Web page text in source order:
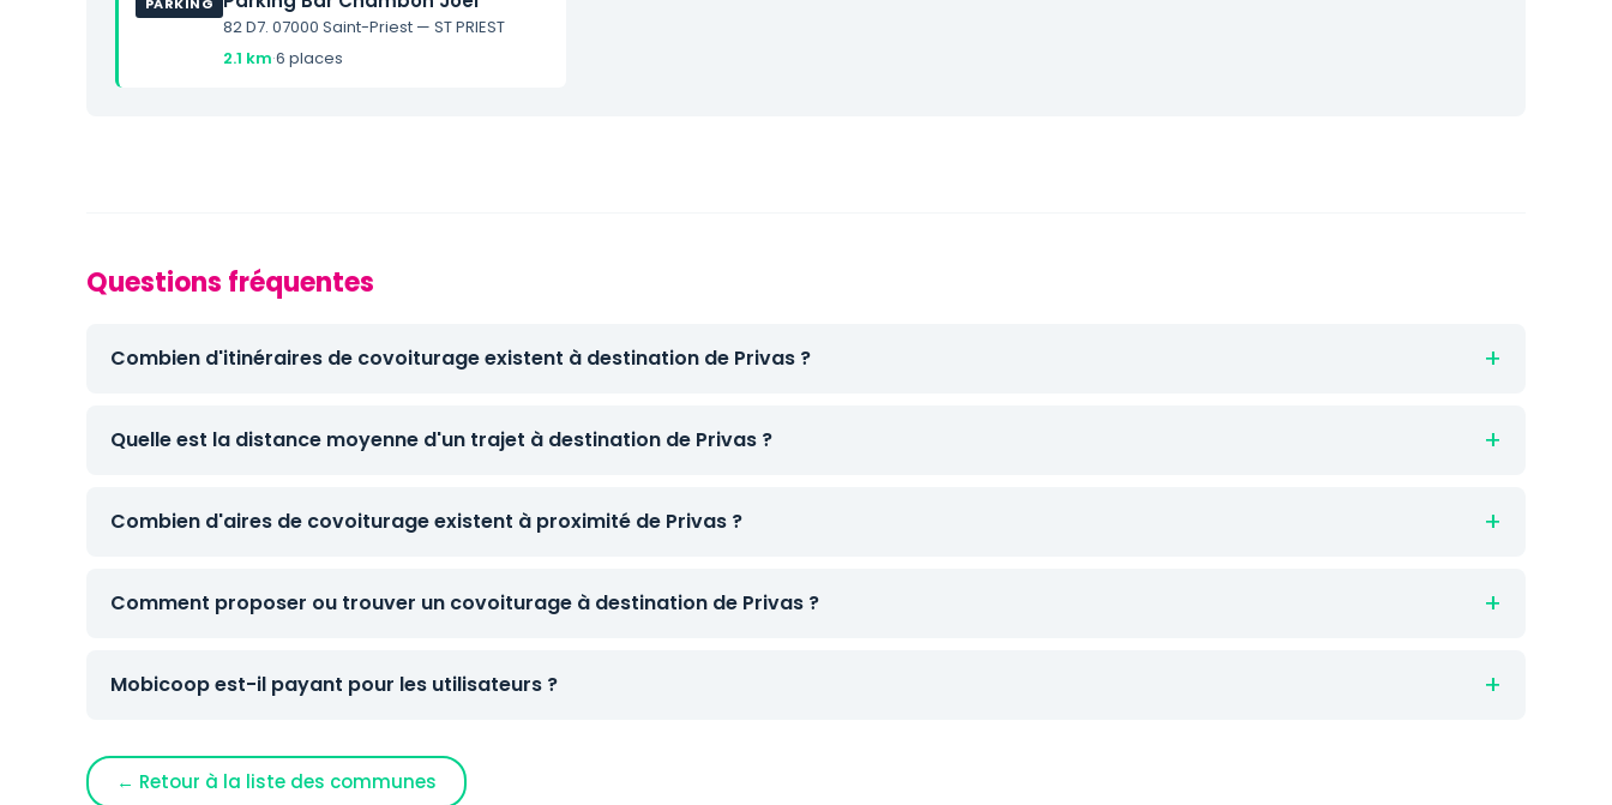
82 D7. 07000 Saint-Priest — ST PRIEST
2.1 km·6 places
Questions fréquentes
Combien d'itinéraires de covoiturage existent à destination de Privas ?
Quelle est la distance moyenne d'un trajet à destination de Privas ?
Combien d'aires de covoiturage existent à proximité de Privas ?
Comment proposer ou trouver un covoiturage à destination de Privas ?
Mobicoop est-il payant pour les utilisateurs ?
← Retour à la liste des communes